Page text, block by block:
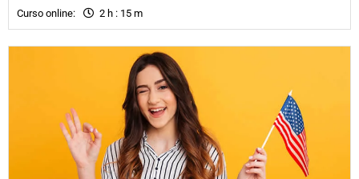
Curso online:
2 h : 15 m